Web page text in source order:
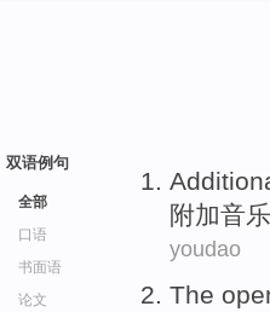
双语例句
全部
口语
书面语
论文
附加音乐
youdao
The